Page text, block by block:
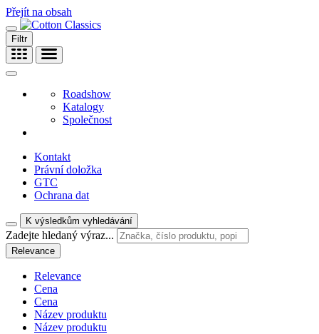
Přejít na obsah
Filtr
Roadshow
Katalogy
Společnost
Kontakt
Právní doložka
GTC
Ochrana dat
K výsledkům vyhledávání
Zadejte hledaný výraz...
Relevance
Relevance
Cena
Cena
Název produktu
Název produktu